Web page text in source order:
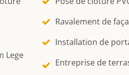
Lege
Ravalement de
Installation de
Entreprise de